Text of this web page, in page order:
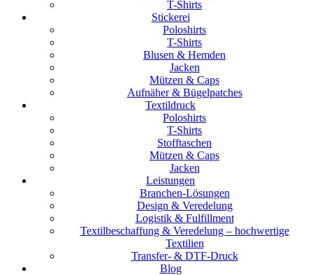
T-Shirts
Stickerei
Poloshirts
T-Shirts
Blusen & Hemden
Jacken
Mützen & Caps
Aufnäher & Bügelpatches
Textildruck
Poloshirts
T-Shirts
Stofftaschen
Mützen & Caps
Jacken
Leistungen
Branchen-Lösungen
Design & Veredelung
Logistik & Fulfillment
Textilbeschaffung & Veredelung – hochwertige
Textilien
Transfer- & DTF-Druck
Blog